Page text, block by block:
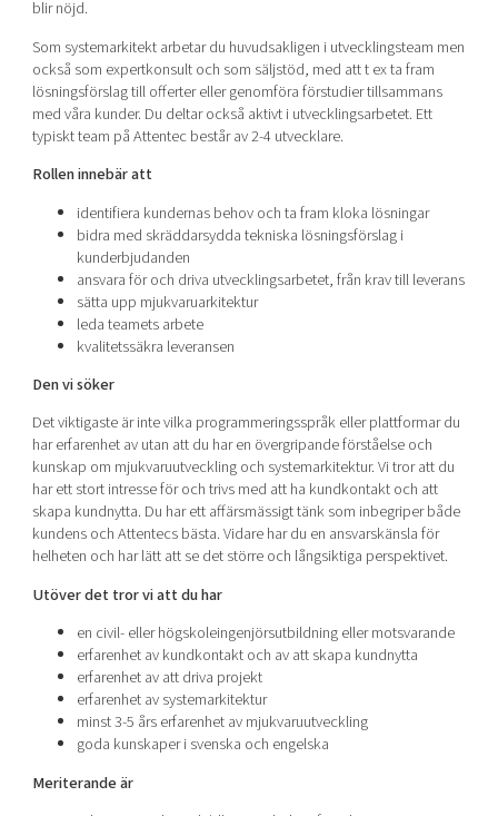
blir nöjd.
Som systemarkitekt arbetar du huvudsakligen i utvecklingsteam men
också som expertkonsult och som säljstöd, med att t ex ta fram
lösningsförslag till offerter eller genomföra förstudier tillsammans
med våra kunder. Du deltar också aktivt i utvecklingsarbetet. Ett
typiskt team på Attentec består av 2-4 utvecklare.
Rollen innebär att
identifiera kundernas behov och ta fram kloka lösningar
bidra med skräddarsydda tekniska lösningsförslag i
kunderbjudanden
ansvara för och driva utvecklingsarbetet, från krav till leverans
sätta upp mjukvaruarkitektur
leda teamets arbete
kvalitetssäkra leveransen
Den vi söker
Det viktigaste är inte vilka programmeringsspråk eller plattformar du
har erfarenhet av utan att du har en övergripande förståelse och
kunskap om mjukvaruutveckling och systemarkitektur. Vi tror att du
har ett stort intresse för och trivs med att ha kundkontakt och att
skapa kundnytta. Du har ett affärsmässigt tänk som inbegriper både
kundens och Attentecs bästa. Vidare har du en ansvarskänsla för
helheten och har lätt att se det större och långsiktiga perspektivet.
Utöver det tror vi att du har
en civil- eller högskoleingenjörsutbildning eller motsvarande
erfarenhet av kundkontakt och av att skapa kundnytta
erfarenhet av att driva projekt
erfarenhet av systemarkitektur
minst 3-5 års erfarenhet av mjukvaruutveckling
goda kunskaper i svenska och engelska
Meriterande är